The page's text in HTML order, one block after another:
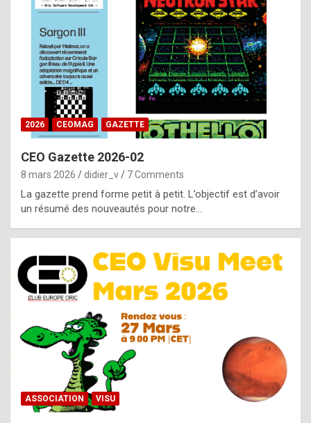
m
a
y
b
e
b
y
g
e
n
u
i
n
e
R
o
2026 CEOMAG GAZETTE
CEO Gazette 2026-02
8 mars 2026 didier_v 7 Comments
La gazette prend forme petit à petit. L’objectif est d’avoir
un résumé des nouveautés pour notre…
ASSOCIATION VISU